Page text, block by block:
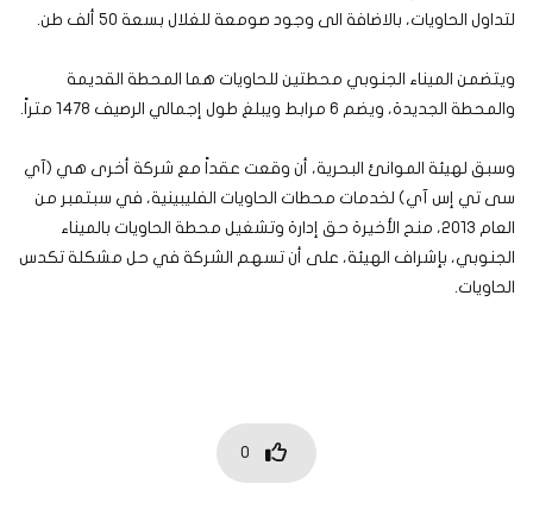
لتداول الحاويات، بالاضافة الى وجود صومعة للغلال بسعة 50 ألف طن.
ويتضمن الميناء الجنوبي محطتين للحاويات هما المحطة القديمة
والمحطة الجديدة، ويضم 6 مرابط ويبلغ طول إجمالي الرصيف 1478 متراً.
وسبق لهيئة الموانئ البحرية، أن وقعت عقداً مع شركة أخرى هي (آي
سى تي إس آي) لخدمات محطات الحاويات الفليبينية، في سبتمبر من
العام 2013، منح الأخيرة حق إدارة وتشغيل محطة الحاويات بالميناء
الجنوبي، بإشراف الهيئة، على أن تسهم الشركة في حل مشكلة تكدس
الحاويات.
0